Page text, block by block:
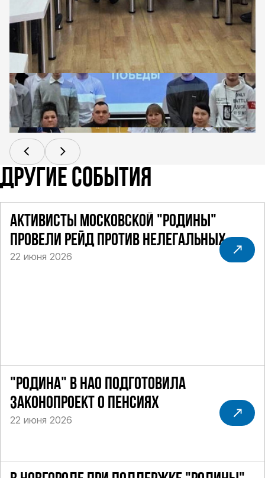
ДРУГИЕ СОБЫТИЯ
АКТИВИСТЫ МОСКОВСКОЙ "РОДИНЫ"
ПРОВЕЛИ РЕЙД ПРОТИВ НЕЛЕГАЛЬНЫХ
ТАКСИ
22 июня 2026
"РОДИНА" В НАО ПОДГОТОВИЛА
ЗАКОНОПРОЕКТ О ПЕНСИЯХ
22 июня 2026